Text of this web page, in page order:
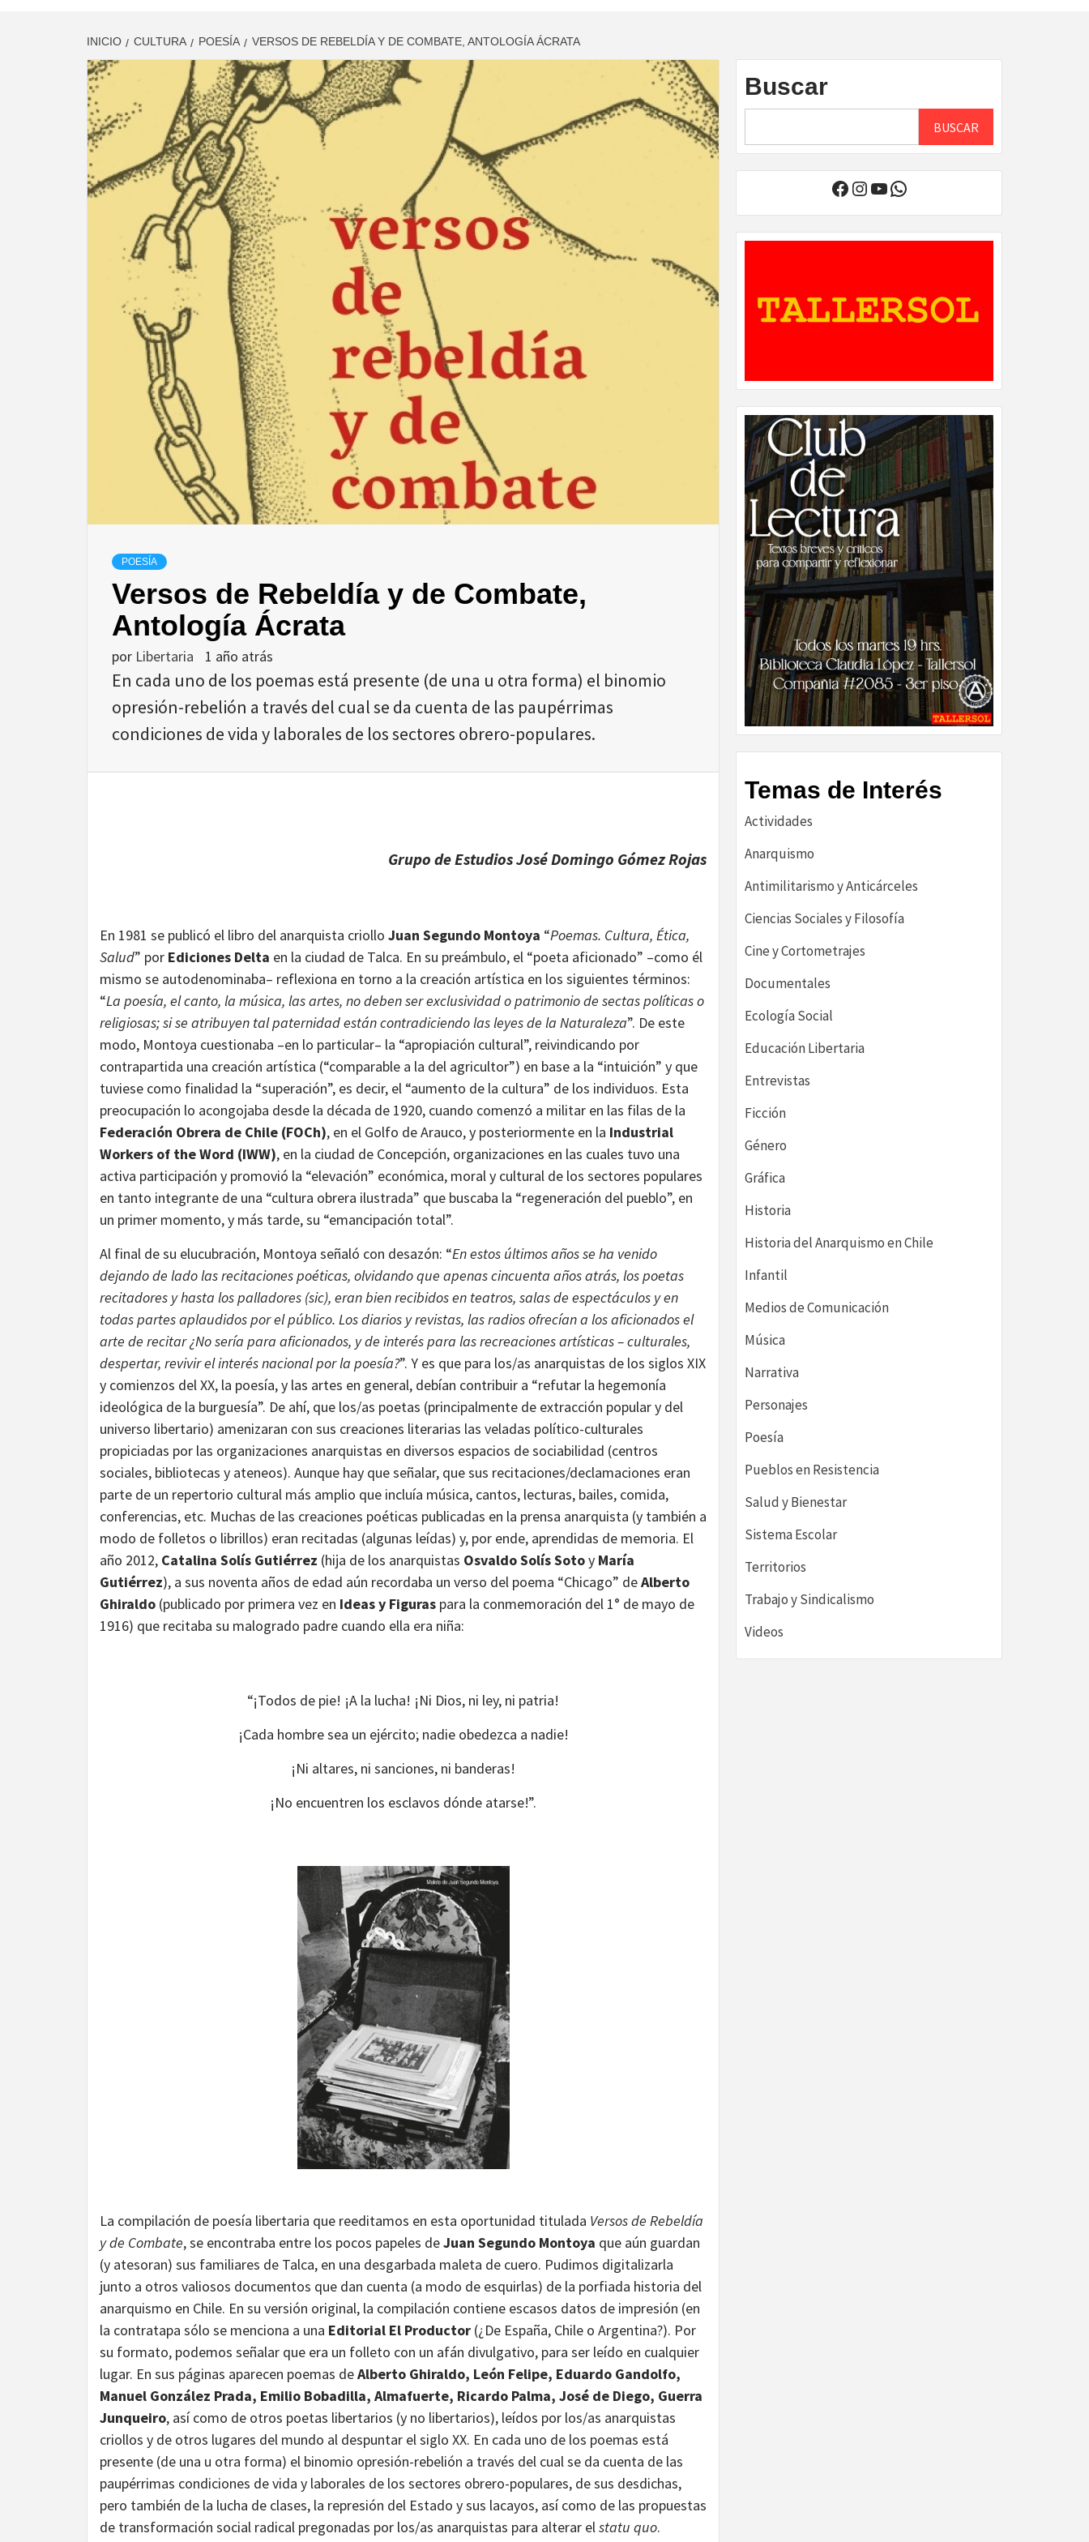
INICIO CULTURA POESÍA VERSOS DE REBELDÍA Y DE COMBATE, ANTOLOGÍA ÁCRATA
POESÍA
Versos de Rebeldía y de Combate,
Antología Ácrata
por Libertaria 1 año atrás
En cada uno de los poemas está presente (de una u otra forma) el binomio
opresión-rebelión a través del cual se da cuenta de las paupérrimas
condiciones de vida y laborales de los sectores obrero-populares.
Grupo de Estudios José Domingo Gómez Rojas
En 1981 se publicó el libro del anarquista criollo Juan Segundo Montoya “Poemas. Cultura, Ética,
Salud” por Ediciones Delta en la ciudad de Talca. En su preámbulo, el “poeta aficionado” –como él
mismo se autodenominaba– reflexiona en torno a la creación artística en los siguientes términos:
“La poesía, el canto, la música, las artes, no deben ser exclusividad o patrimonio de sectas políticas o
religiosas; si se atribuyen tal paternidad están contradiciendo las leyes de la Naturaleza”. De este
modo, Montoya cuestionaba –en lo particular– la “apropiación cultural”, reivindicando por
contrapartida una creación artística (“comparable a la del agricultor”) en base a la “intuición” y que
tuviese como finalidad la “superación”, es decir, el “aumento de la cultura” de los individuos. Esta
preocupación lo acongojaba desde la década de 1920, cuando comenzó a militar en las filas de la
Federación Obrera de Chile (FOCh), en el Golfo de Arauco, y posteriormente en la Industrial
Workers of the Word (IWW), en la ciudad de Concepción, organizaciones en las cuales tuvo una
activa participación y promovió la “elevación” económica, moral y cultural de los sectores populares
en tanto integrante de una “cultura obrera ilustrada” que buscaba la “regeneración del pueblo”, en
un primer momento, y más tarde, su “emancipación total”.
Al final de su elucubración, Montoya señaló con desazón: “En estos últimos años se ha venido
dejando de lado las recitaciones poéticas, olvidando que apenas cincuenta años atrás, los poetas
recitadores y hasta los palladores (sic), eran bien recibidos en teatros, salas de espectáculos y en
todas partes aplaudidos por el público. Los diarios y revistas, las radios ofrecían a los aficionados el
arte de recitar ¿No sería para aficionados, y de interés para las recreaciones artísticas – culturales,
despertar, revivir el interés nacional por la poesía?”. Y es que para los/as anarquistas de los siglos XIX
y comienzos del XX, la poesía, y las artes en general, debían contribuir a “refutar la hegemonía
ideológica de la burguesía”. De ahí, que los/as poetas (principalmente de extracción popular y del
universo libertario) amenizaran con sus creaciones literarias las veladas político-culturales
propiciadas por las organizaciones anarquistas en diversos espacios de sociabilidad (centros
sociales, bibliotecas y ateneos). Aunque hay que señalar, que sus recitaciones/declamaciones eran
parte de un repertorio cultural más amplio que incluía música, cantos, lecturas, bailes, comida,
conferencias, etc. Muchas de las creaciones poéticas publicadas en la prensa anarquista (y también a
modo de folletos o librillos) eran recitadas (algunas leídas) y, por ende, aprendidas de memoria. El
año 2012, Catalina Solís Gutiérrez (hija de los anarquistas Osvaldo Solís Sotoy María
Gutiérrez), a sus noventa años de edad aún recordaba un verso del poema “Chicago” deAlberto
Ghiraldo (publicado por primera vez en Ideas y Figuras para la conmemoración del 1° de mayo de
1916) que recitaba su malogrado padre cuando ella era niña:
“¡Todos de pie! ¡A la lucha! ¡Ni Dios, ni ley, ni patria!
¡Cada hombre sea un ejército; nadie obedezca a nadie!
¡Ni altares, ni sanciones, ni banderas!
¡No encuentren los esclavos dónde atarse!”.
La compilación de poesía libertaria que reeditamos en esta oportunidad titulada Versos de Rebeldía
y de Combate, se encontraba entre los pocos papeles deJuan Segundo Montoya que aún guardan
(y atesoran) sus familiares de Talca, en una desgarbada maleta de cuero. Pudimos digitalizarla
junto a otros valiosos documentos que dan cuenta (a modo de esquirlas) de la porfiada historia del
anarquismo en Chile. En su versión original, la compilación contiene escasos datos de impresión (en
la contratapa sólo se menciona a una Editorial El Productor (¿De España, Chile o Argentina?). Por
su formato, podemos señalar que era un folleto con un afán divulgativo, para ser leído en cualquier
lugar. En sus páginas aparecen poemas deAlberto Ghiraldo, León Felipe, Eduardo Gandolfo,
Manuel González Prada, Emilio Bobadilla, Almafuerte, Ricardo Palma, José de Diego, Guerra
Junqueiro, así como de otros poetas libertarios (y no libertarios), leídos por los/as anarquistas
criollos y de otros lugares del mundo al despuntar el siglo XX. En cada uno de los poemas está
presente (de una u otra forma) el binomio opresión-rebelión a través del cual se da cuenta de las
paupérrimas condiciones de vida y laborales de los sectores obrero-populares, de sus desdichas,
pero también de la lucha de clases, la represión del Estado y sus lacayos, así como de las propuestas
de transformación social radical pregonadas por los/as anarquistas para alterar elstatu quo.
Buscar
BUSCAR
Facebook
Instagram
YouTube
WhatsApp
Temas de Interés
Actividades
Anarquismo
Antimilitarismo y Anticárceles
Ciencias Sociales y Filosofía
Cine y Cortometrajes
Documentales
Ecología Social
Educación Libertaria
Entrevistas
Ficción
Género
Gráfica
Historia
Historia del Anarquismo en Chile
Infantil
Medios de Comunicación
Música
Narrativa
Personajes
Poesía
Pueblos en Resistencia
Salud y Bienestar
Sistema Escolar
Territorios
Trabajo y Sindicalismo
Videos